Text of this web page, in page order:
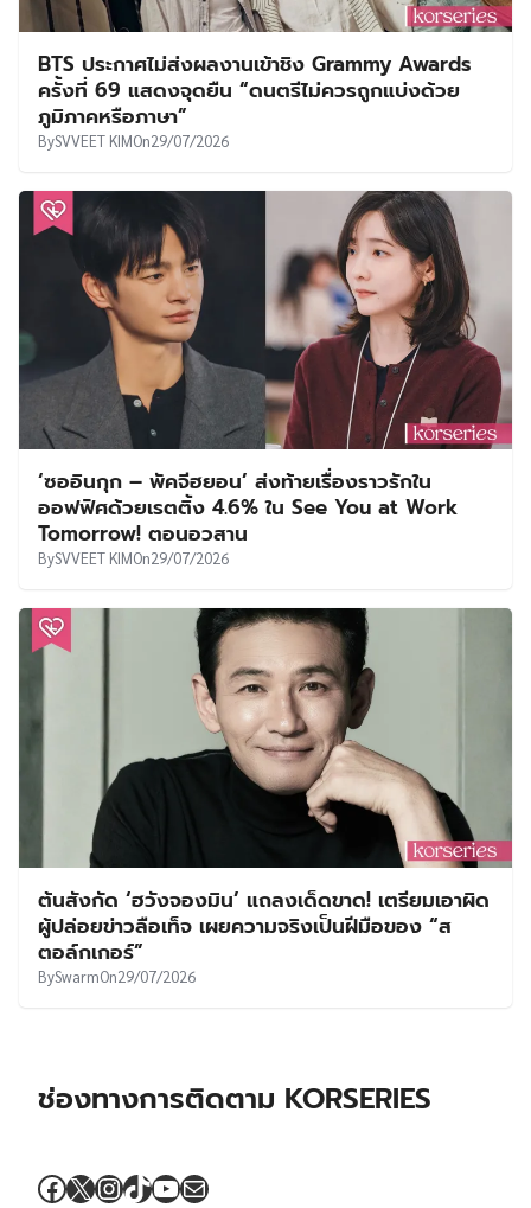
BTS ประกาศไม่ส่งผลงานเข้าชิง Grammy Awards
ครั้งที่ 69 แสดงจุดยืน “ดนตรีไม่ควรถูกแบ่งด้วย
ภูมิภาคหรือภาษา”
BySVVEET KIMOn29/07/2026
‘ซออินกุก – พัคจีฮยอน’ ส่งท้ายเรื่องราวรักใน
ออฟฟิศด้วยเรตติ้ง 4.6% ใน See You at Work
Tomorrow! ตอนอวสาน
BySVVEET KIMOn29/07/2026
ต้นสังกัด ‘ฮวังจองมิน’ แถลงเด็ดขาด! เตรียมเอาผิด
ผู้ปล่อยข่าวลือเท็จ เผยความจริงเป็นฝีมือของ “ส
ตอล์กเกอร์”
BySwarmOn29/07/2026
ช่องทางการติดตาม KORSERIES
Facebook
X Instagram
TikTok
YouTube
Mail